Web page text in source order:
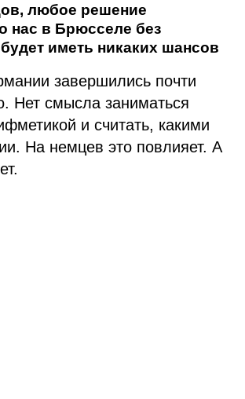
любое решение
нас в Брюсселе без
иметь никаких шансов
завершились почти
Нет смысла заниматься
и считать, какими
На немцев это повлияет. А